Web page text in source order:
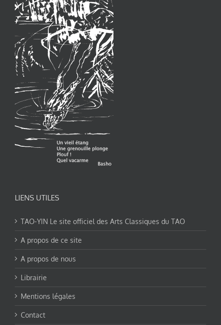
LIENS UTILES
TAO-YIN Le site officiel des Arts Classiques du TAO
A propos de ce site
A propos de nous
Librairie
Mentions légales
Contact